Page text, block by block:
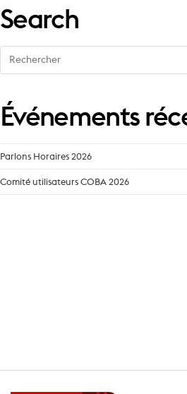
Search
Search
for:
Événements
Parlons Horaires 2026
Comité utilisateurs COBA 2026